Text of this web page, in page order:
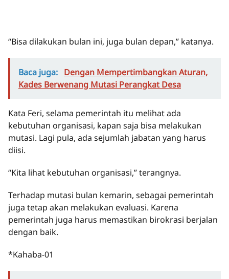
“Bisa dilakukan bulan ini, juga bulan depan,” katanya.
Baca juga: Dengan Mempertimbangkan Aturan,
Kades Berwenang Mutasi Perangkat Desa
Kata Feri, selama pemerintah itu melihat ada
kebutuhan organisasi, kapan saja bisa melakukan
mutasi. Lagi pula, ada sejumlah jabatan yang harus
diisi.
“Kita lihat kebutuhan organisasi,” terangnya.
Terhadap mutasi bulan kemarin, sebagai pemerintah
juga tetap akan melakukan evaluasi. Karena
pemerintah juga harus memastikan birokrasi berjalan
dengan baik.
*Kahaba-01